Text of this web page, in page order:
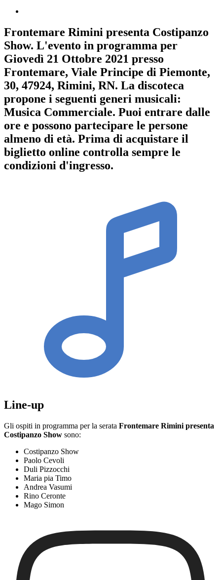
Frontemare Rimini presenta Costipanzo
Show. L'evento in programma per
Giovedì 21 Ottobre 2021 presso
Frontemare, Viale Principe di Piemonte,
30, 47924, Rimini, RN. La discoteca
propone i seguenti generi musicali:
Musica Commerciale. Puoi entrare dalle
ore e possono partecipare le persone
almeno di età. Prima di acquistare il
biglietto online controlla sempre le
condizioni d'ingresso.
Line-up
Gli ospiti in programma per la serata Frontemare Rimini presenta
Costipanzo Show sono:
Costipanzo Show
Paolo Cevoli
Duli Pizzocchi
Maria pia Timo
Andrea Vasumi
Rino Ceronte
Mago Simon